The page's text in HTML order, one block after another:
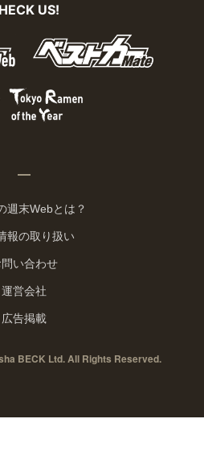
US!
週末Webとは？
報の取り扱い
問い合わせ
運営会社
広告掲載
BECK Ltd. All Rights Reserved.